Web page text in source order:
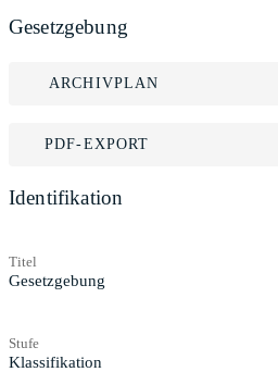
Gesetzgebung
ARCHIVPLAN
PDF-EXPORT
Identifikation
Titel
Gesetzgebung
Stufe
Klassifikation